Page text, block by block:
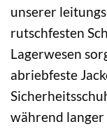
unserer
rutschfesten
Lagerwesen
abriebfeste
während langer